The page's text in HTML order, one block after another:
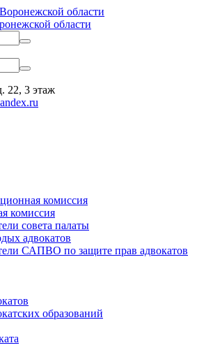
области
22, 3 этаж
комиссия
комиссия
совета палаты
адвокатов
САПВО по защите прав адвокатов
образований